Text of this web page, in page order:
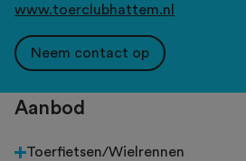
www.toerclubhattem.nl
Neem contact op
Aanbod
Toerfietsen/Wielrennen